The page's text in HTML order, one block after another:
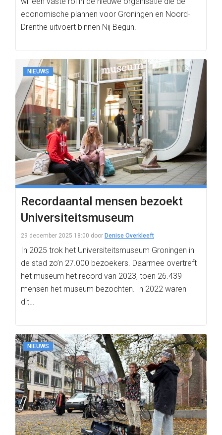
economische plannen voor Groningen en Noord-
Drenthe uitvoert binnen Nij Begun.
NIEUWS
Recordaantal mensen bezoekt
Universiteitsmuseum
29 december 2025 18:00 door Denise Overkleeft
In 2025 trok het Universiteitsmuseum Groningen in
de stad zo’n 27.000 bezoekers. Daarmee overtreft
het museum het record van 2023, toen 26.439
mensen het museum bezochten. In 2022 waren
dit…
NIEUWS